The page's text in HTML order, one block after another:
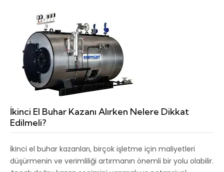
İkinci El Buhar Kazanı Alırken Nelere Dikkat
Edilmeli?
İkinci el buhar kazanları, birçok işletme için maliyetleri
düşürmenin ve verimliliği artırmanın önemli bir yolu olabilir.